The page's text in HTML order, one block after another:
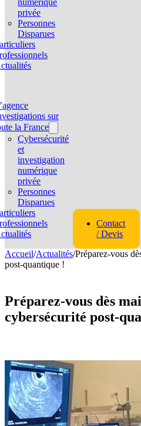
numérique
privée
Personnes
Disparues
sur
la France
Cybersécurité
et
investigation
numérique
privée
Personnes
Disparues
Contact
/ Devis
Accueil/Actualités/Préparez-vous
post-quantique !
Préparez-vous dès
cybersécurité post-